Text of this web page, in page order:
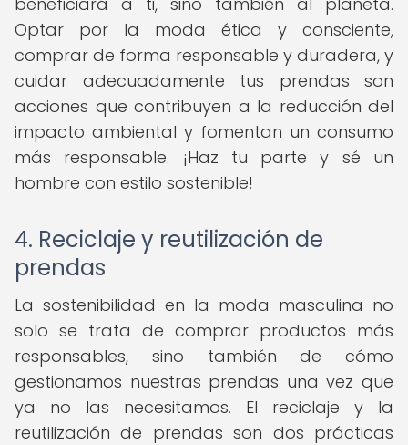
Optar por la moda ética y consciente,
comprar de forma responsable y duradera, y
cuidar adecuadamente tus prendas son
acciones que contribuyen a la reducción del
impacto ambiental y fomentan un consumo
más responsable. ¡Haz tu parte y sé un
hombre con estilo sostenible!
4. Reciclaje y reutilización de
prendas
La sostenibilidad en la moda masculina no
solo se trata de comprar productos más
responsables, sino también de cómo
gestionamos nuestras prendas una vez que
ya no las necesitamos. El reciclaje y la
reutilización de prendas son dos prácticas